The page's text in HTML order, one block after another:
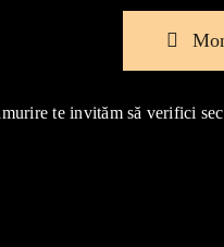
te invităm să verifici